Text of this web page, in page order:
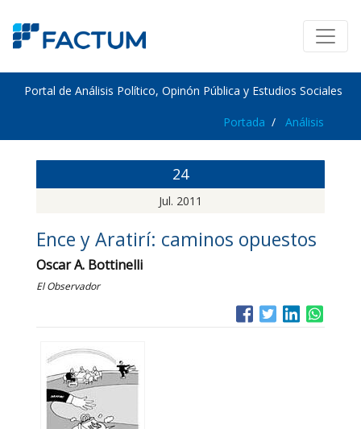
Portal de Análisis Político, Opinón Pública y Estudios Sociales
Portada Análisis
24
Jul. 2011
Ence y Aratirí: caminos opuestos
Oscar A. Bottinelli
El Observador